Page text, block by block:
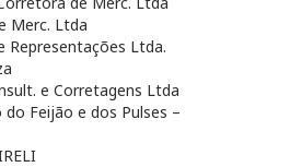
Merc. Ltda
Representações Ltda.
e Corretagens Ltda
Feijão e dos Pulses –